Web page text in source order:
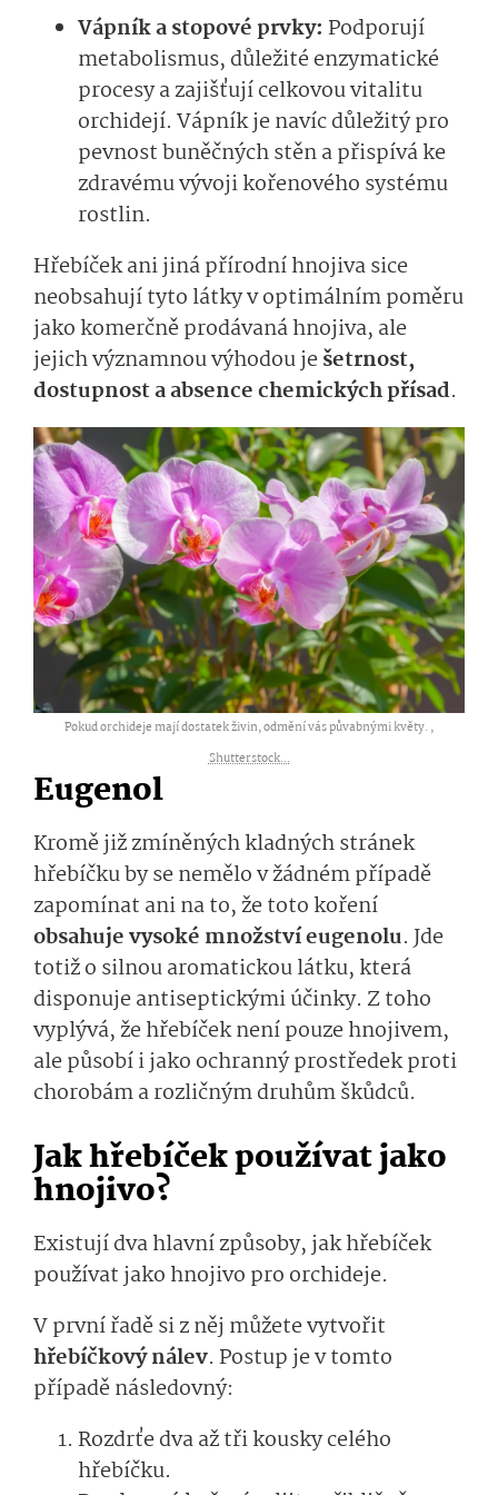
Vápníka stopové prvky: Podporují
metabolismus, důležité enzymatické
procesy a zajišťují celkovou vitalitu
orchidejí. Vápník je navíc důležitý pro
pevnost buněčných stěn a přispívá ke
zdravému vývoji kořenového systému
rostlin.
Hřebíček ani jiná přírodní hnojiva sice
neobsahují tyto látky v optimálním poměru
jako komerčně prodávaná hnojiva, ale
jejich významnou výhodou ješetrnost,
dostupnost a absence chemických přísad.
Pokud orchideje mají dostatek živin, odmění vás půvabnými květy. ,
Shutterstock...
Eugenol
Kromě již zmíněných kladných stránek
hřebíčku by se nemělo v žádném případě
zapomínat ani na to, že toto koření
obsahuje vysoké množství eugenolu. Jde
totiž o silnou aromatickou látku, která
disponuje antiseptickými účinky. Z toho
vyplývá, že hřebíček není pouze hnojivem,
ale působí i jako ochranný prostředek proti
chorobám a rozličným druhům škůdců.
Jak hřebíček používat jako
hnojivo?
Existují dva hlavní způsoby, jak hřebíček
používat jako hnojivo pro orchideje.
V první řadě si z něj můžete vytvořit
hřebíčkový nálev. Postup je v tomto
případě následovný:
Rozdrťe dva až tři kousky celého
hřebíčku.